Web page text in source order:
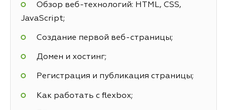
Обзор веб-технологий: HTML, CSS,
JavaScript;
Создание первой веб-страницы;
Домен и хостинг;
Регистрация и публикация страницы;
Как работать с flexbox;